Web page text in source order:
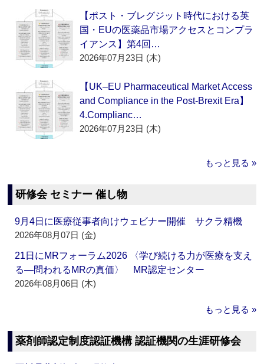
【ポスト・ブレグジット時代における英
国・EUの医薬品市場アクセスとコンプラ
イアンス】第4回…
2026年07月23日 (木)
【UK–EU Pharmaceutical Market Access
and Compliance in the Post-Brexit Era】
4.Complianc…
2026年07月23日 (木)
もっと見る »
研修会 セミナー 催し物
9月4日に医療従事者向けウェビナー開催 サクラ精機
2026年08月07日 (金)
21日にMRフォーラム2026 〈学び続ける力が医療を支え
る―問われるMRの真価〉 MR認定センター
2026年08月06日 (木)
もっと見る »
薬剤師認定制度認証機構 認証機関の生涯研修会